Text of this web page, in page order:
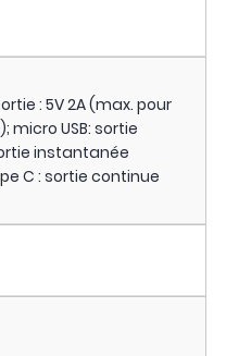
: 5V 2A (max. pour
micro USB: sortie
instantanée
C : sortie continue